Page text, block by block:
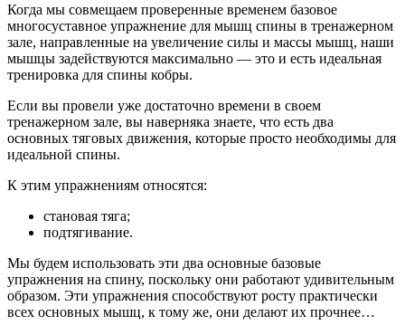
Когда мы совмещаем проверенные временем базовое
многосуставное упражнение для мышц спины в тренажерном
зале, направленные на увеличение силы и массы мышц, наши
мышцы задействуются максимально — это и есть идеальная
тренировка для спины кобры.
Если вы провели уже достаточно времени в своем
тренажерном зале, вы наверняка знаете, что есть два
основных тяговых движения, которые просто необходимы для
идеальной спины.
К этим упражнениям относятся:
становая тяга;
подтягивание.
Мы будем использовать эти два основные базовые
упражнения на спину, поскольку они работают удивительным
образом. Эти упражнения способствуют росту практически
всех основных мышц, к тому же, они делают их прочнее…